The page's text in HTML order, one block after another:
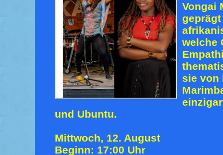
Vongai
welche
sie von
und Ubuntu.
Mittwoch, 12. August
Beginn: 17:00 Uhr